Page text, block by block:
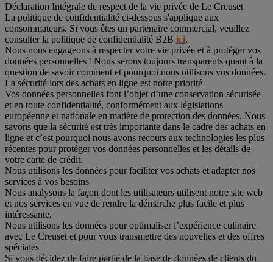
Déclaration Intégrale de respect de la vie privée de Le Creuset
La politique de confidentialité ci-dessous s'applique aux
consommateurs. Si vous êtes un partenaire commercial, veuillez
consulter la politique de confidentialité B2B ici.
Nous nous engageons à respecter votre vie privée et à protéger vos
données personnelles ! Nous serons toujours transparents quant à la
question de savoir comment et pourquoi nous utilisons vos données.
La sécurité lors des achats en ligne est notre priorité
Vos données personnelles font l’objet d’une conservation sécurisée
et en toute confidentialité, conformément aux législations
européenne et nationale en matière de protection des données. Nous
savons que la sécurité est très importante dans le cadre des achats en
ligne et c’est pourquoi nous avons recours aux technologies les plus
récentes pour protéger vos données personnelles et les détails de
votre carte de crédit.
Nous utilisons les données pour faciliter vos achats et adapter nos
services à vos besoins
Nous analysons la façon dont les utilisateurs utilisent notre site web
et nos services en vue de rendre la démarche plus facile et plus
intéressante.
Nous utilisons les données pour optimaliser l’expérience culinaire
avec Le Creuset et pour vous transmettre des nouvelles et des offres
spéciales
Si vous décidez de faire partie de la base de données de clients du